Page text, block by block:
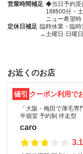
営業時間補足 ◆当日予約受
18時00分・
ニュー希望時
定休日補足 臨時休業・臨
→土曜日·日曜
お近くのお店
値引 クーポン利用で
「大阪・梅田で薄毛
半個室 予約制 伴走型
caro